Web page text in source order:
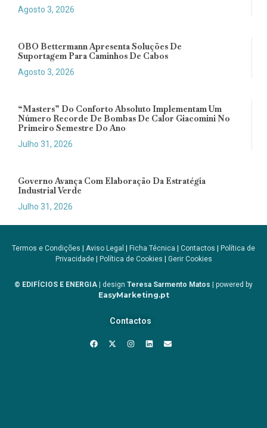
Agosto 3, 2026
OBO Bettermann Apresenta Soluções De
Suportagem Para Caminhos De Cabos
Agosto 3, 2026
“Masters” Do Conforto Absoluto Implementam Um
Número Recorde De Bombas De Calor Giacomini No
Primeiro Semestre Do Ano
Julho 31, 2026
Governo Avança Com Elaboração Da Estratégia
Industrial Verde
Julho 31, 2026
Termos e Condições Aviso Legal Ficha Técnica Contactos
Política de
Privacidade| Política de Cookies Gerir Cookies
© EDIFÍCIOS E ENERGIA | design Teresa Sarmento Matos | powered by
EasyMarketing.pt
Contactos